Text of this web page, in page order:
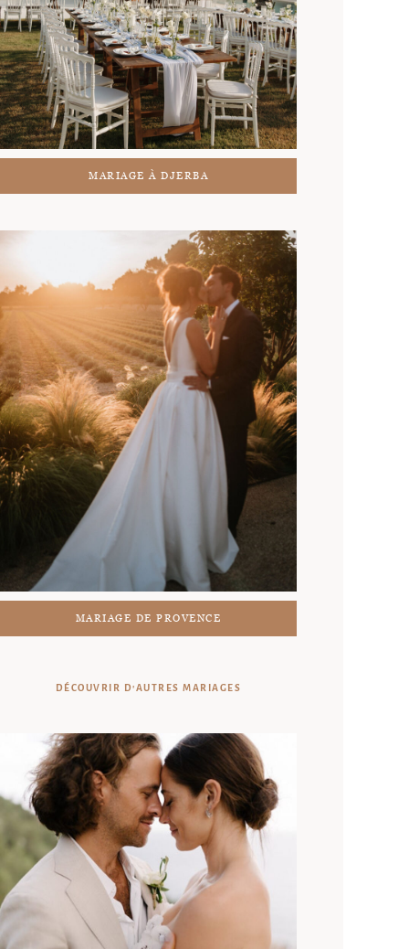
MARIAGE À DJERBA
MARIAGE DE PROVENCE
DÉCOUVRIR D'AUTRES MARIAGES